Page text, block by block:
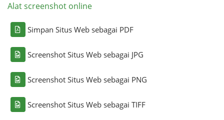
Alat screenshot online
Simpan Situs Web sebagai PDF
Screenshot Situs Web sebagai JPG
Screenshot Situs Web sebagai PNG
Screenshot Situs Web sebagai TIFF